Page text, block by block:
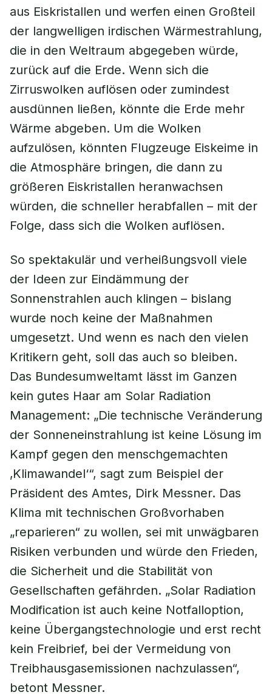
aus Eiskristallen und werfen einen Großteil
der langwelligen irdischen Wärmestrahlung,
die in den Weltraum abgegeben würde,
zurück auf die Erde. Wenn sich die
Zirruswolken auflösen oder zumindest
ausdünnen ließen, könnte die Erde mehr
Wärme abgeben. Um die Wolken
aufzulösen, könnten Flugzeuge Eiskeime in
die Atmosphäre bringen, die dann zu
größeren Eiskristallen heranwachsen
würden, die schneller herabfallen – mit der
Folge, dass sich die Wolken auflösen.
So spektakulär und verheißungsvoll viele
der Ideen zur Eindämmung der
Sonnenstrahlen auch klingen – bislang
wurde noch keine der Maßnahmen
umgesetzt. Und wenn es nach den vielen
Kritikern geht, soll das auch so bleiben.
Das Bundesumweltamt lässt im Ganzen
kein gutes Haar am Solar Radiation
Management: „Die technische Veränderung
der Sonneneinstrahlung ist keine Lösung im
Kampf gegen den menschgemachten
‚Klimawandel‘“, sagt zum Beispiel der
Präsident des Amtes, Dirk Messner. Das
Klima mit technischen Großvorhaben
„reparieren“ zu wollen, sei mit unwägbaren
Risiken verbunden und würde den Frieden,
die Sicherheit und die Stabilität von
Gesellschaften gefährden. „Solar Radiation
Modification ist auch keine Notfalloption,
keine Übergangstechnologie und erst recht
kein Freibrief, bei der Vermeidung von
Treibhausgasemissionen nachzulassen“,
betont Messner.